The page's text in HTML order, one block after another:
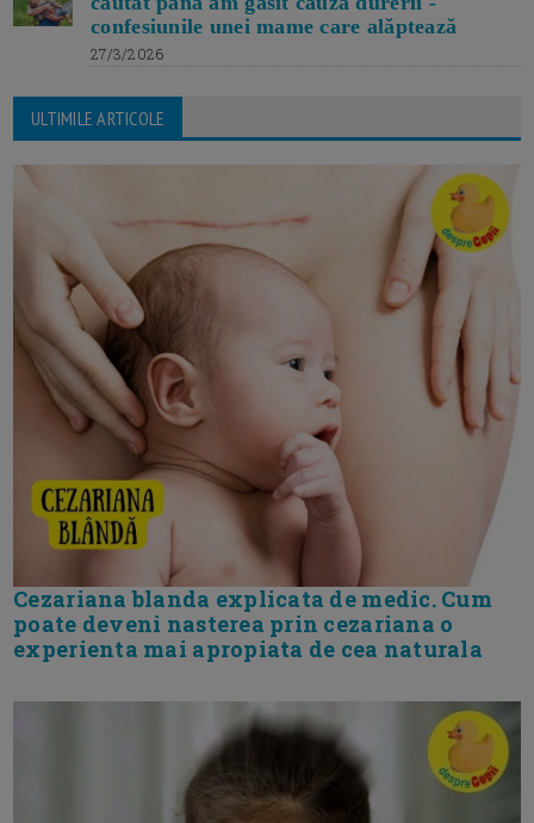
confesiunile unei mame care alăptează
27/3/2026
ULTIMILE ARTICOLE
Cezariana blanda explicata de medic. Cum
poate deveni nasterea prin cezariana o
experienta mai apropiata de cea naturala